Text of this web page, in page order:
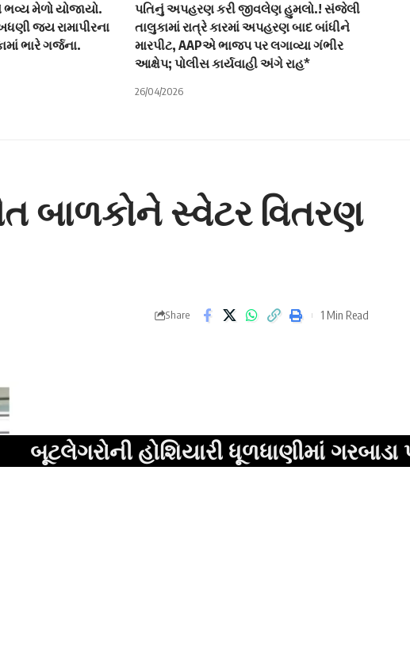
ભવ્ય મેળો યોજાયો.
જય રામાપીરના
ભારે ગર્જના.
પતિનું અપહરણ કરી જીવલેણ હુમલો.! સંજેલી
તાલુકામાં રાત્રે કારમાં અપહરણ બાદ બાંધીને
મારપીટ, AAPએ ભાજપ પર લગાવ્યા ગંભીર
આક્ષેપ; પોલીસ કાર્યવાહી અંગે રાહ*
26/04/2026
બાળકોને સ્વેટર વિતરણ
Share 1 Min Read
હોશિયારી ધૂળધાણીમાં ગરબાડા પોલીસે